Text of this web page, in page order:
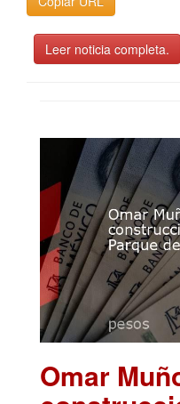
Leer noticia completa.
Omar